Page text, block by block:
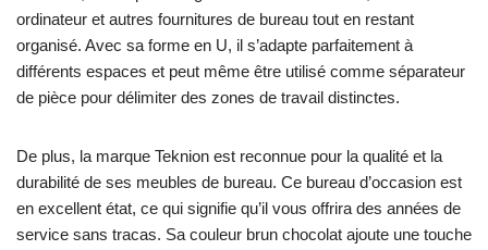
ordinateur et autres fournitures de bureau tout en restant
organisé. Avec sa forme en U, il s’adapte parfaitement à
différents espaces et peut même être utilisé comme séparateur
de pièce pour délimiter des zones de travail distinctes.
De plus, la marque Teknion est reconnue pour la qualité et la
durabilité de ses meubles de bureau. Ce bureau d’occasion est
en excellent état, ce qui signifie qu’il vous offrira des années de
service sans tracas. Sa couleur brun chocolat ajoute une touche